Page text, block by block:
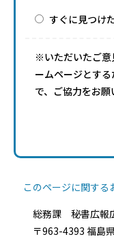
すぐに見つけ
※いただいたご意
ームページとす
で、ご協力をお願
このページに関する
総務課 秘書広報
〒963-4393 福島